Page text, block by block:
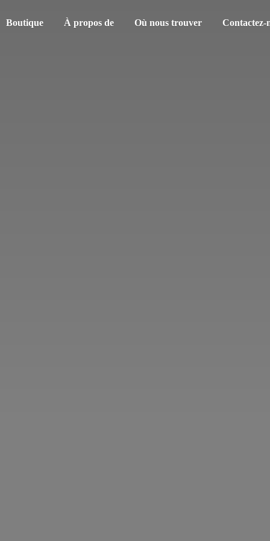
Boutique À propos de Où nous trouver Contactez-